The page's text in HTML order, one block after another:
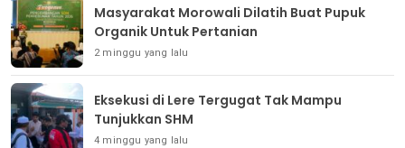
Masyarakat Morowali Dilatih Buat Pupuk
Organik Untuk Pertanian
2 minggu yang lalu
Eksekusi di Lere Tergugat Tak Mampu
Tunjukkan SHM
4 minggu yang lalu